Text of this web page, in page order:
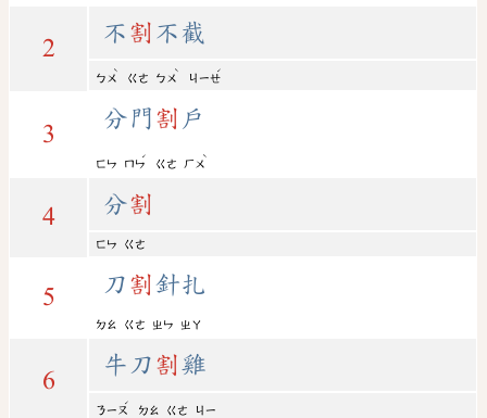
2
不 割 不截
ㄅㄨ
ˋ
ㄍㄜ ㄅㄨ
ˋ
ㄐㄧㄝ
ˊ
3
分門 割 戶
ㄈㄣ ㄇㄣ
ˊ
ㄍㄜ ㄏㄨ
ˋ
4 分割
ㄈㄣ ㄍㄜ
5 刀 割針扎
ㄉㄠ ㄍㄜ ㄓㄣ ㄓㄚ
6
牛刀 割雞
ㄋㄧㄡ
ˊ
ㄉㄠ ㄍㄜ ㄐㄧ